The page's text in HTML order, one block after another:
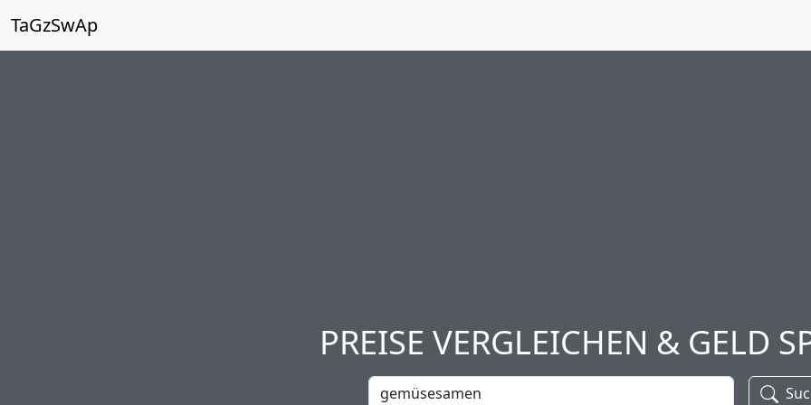
TaGzSwAp
PREISE VERGLEICHEN & GELD